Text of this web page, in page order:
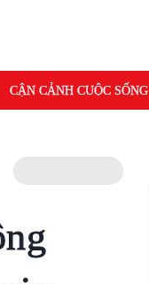
CẬN CẢNH CUỘC SỐNG